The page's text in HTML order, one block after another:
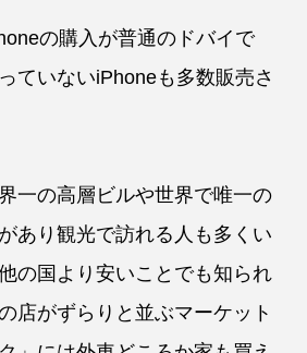
の購入が普通のドバイで
ていないiPhoneも多数販売さ
一の高層ビルや世界で唯一の
あり観光で訪れる人も多くい
の国より安いことでも知られ
店がずらりと並ぶマーケット